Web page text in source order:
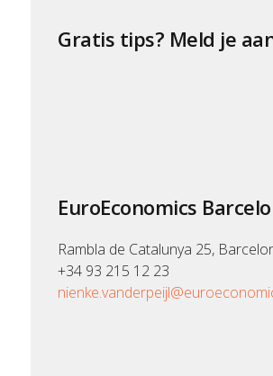
Gratis tips? Meld je
EuroEconomics
Rambla de Catalunya 25,
+34 93 215 12 23